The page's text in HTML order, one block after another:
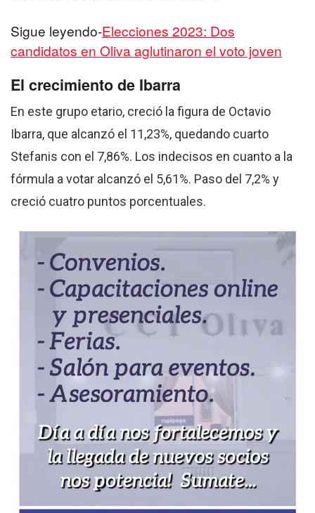
Sigue leyendo-Elecciones 2023: Dos
candidatos en Oliva aglutinaron el voto joven
El crecimiento de Ibarra
En este grupo etario, creció la figura de Octavio
Ibarra, que alcanzó el 11,23%, quedando cuarto
Stefanis con el 7,86%. Los indecisos en cuanto a la
fórmula a votar alcanzó el 5,61%. Paso del 7,2% y
creció cuatro puntos porcentuales.